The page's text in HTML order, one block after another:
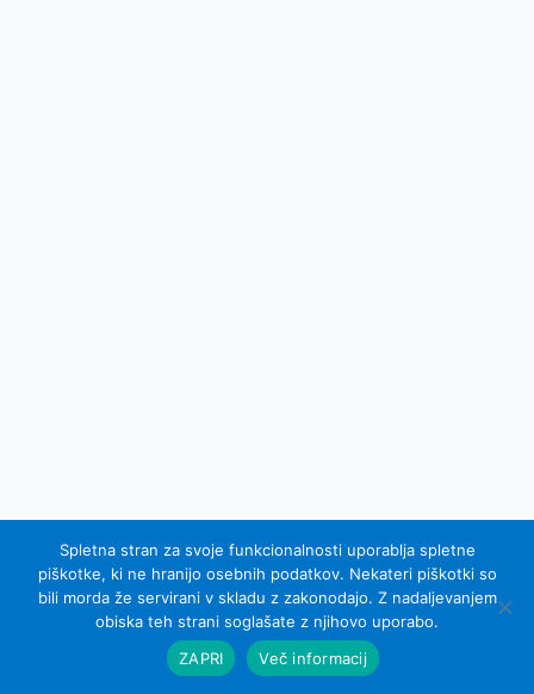
© 2007 - 2015 Equel d.o.o.; vse pravice pridržane
Izdelava spletnih strani Sinus IKS
Spletna stran za svoje funkcionalnosti uporablja spletne
piškotke, ki ne hranijo osebnih podatkov. Nekateri piškotki so
bili morda že servirani v skladu z zakonodajo. Z nadaljevanjem
obiska teh strani soglašate z njihovo uporabo.
ZAPRI
Več informacij